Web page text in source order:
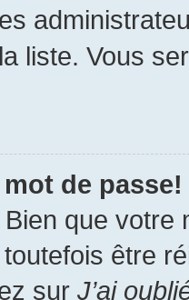
liste. Vous
de passe!
que
être
sur J’ai